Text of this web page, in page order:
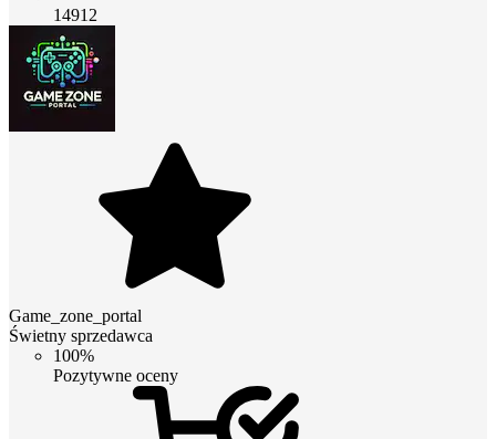
14912
Game_zone_portal
Świetny sprzedawca
100%
Pozytywne oceny